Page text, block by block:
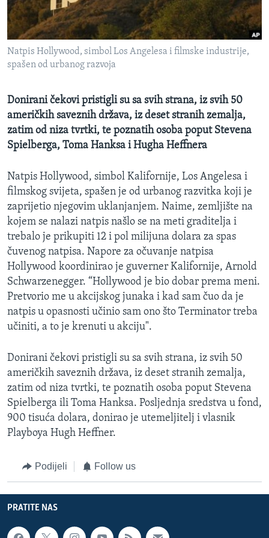
MAGAZIN
O GLASU AMERIKE
Learning English
PRATITE NAS
Natpis Hollywood, simbol Los Angelesa i filmske industrije,
spašen od urbanog razvoja
Donirani čekovi pristigli su sa svih strana, iz svih 50
američkih saveznih država, iz deset stranih zemalja,
zatim od niza tvrtki, te poznatih osoba poput Stevena
Spielberga, Toma Hanksa i Hugha Heffnera
Natpis Hollywood, simbol Kalifornije, Los Angelesa i
filmskog svijeta, spašen je od urbanog razvitka koji je
zaprijetio njegovim uklanjanjem. Naime, zemljište na
kojem se nalazi natpis našlo se na meti graditelja i
trebalo je prikupiti 12 i pol milijuna dolara za spas
čuvenog natpisa. Napore za očuvanje natpisa
Hollywood koordinirao je guverner Kalifornije, Arnold
Schwarzenegger. “Hollywood je bio dobar prema meni.
Pretvorio me u akcijskog junaka i kad sam čuo da je
natpis u opasnosti učinio sam ono što Terminator treba
učiniti, a to je krenuti u akciju".
Donirani čekovi pristigli su sa svih strana, iz svih 50
američkih saveznih država, iz deset stranih zemalja,
zatim od niza tvrtki, te poznatih osoba poput Stevena
Spielberga ili Toma Hanksa. Posljednja sredstva u fond,
900 tisuća dolara, donirao je utemeljitelj i vlasnik
Playboya Hugh Heffner.
Podijeli Follow us
PRATITE NAS